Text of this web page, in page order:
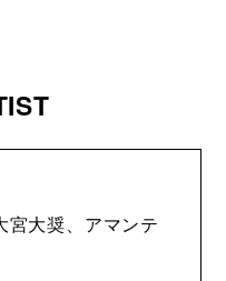
宮大奨、アマンテ